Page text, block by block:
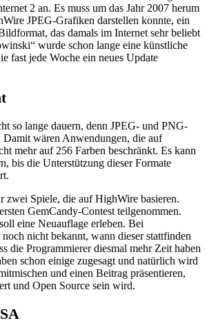
2 an. Es muss um das Jahr 2007 herum
JPEG-Grafiken darstellen konnte, ein
das damals im Internet sehr beliebt
wurde schon lange eine künstliche
fast jede Woche ein neues Update
so lange dauern, denn JPEG- und PNG-
Damit wären Anwendungen, die auf
mehr auf 256 Farben beschränkt. Es kann
bis die Unterstützung dieser Formate
zwei Spiele, die auf HighWire basieren.
GemCandy-Contest teilgenommen.
eine Neuauflage erleben. Bei
nicht bekannt, wann dieser stattfinden
die Programmierer diesmal mehr Zeit haben
schon einige zugesagt und natürlich wird
und einen Beitrag präsentieren,
und Open Source sein wird.